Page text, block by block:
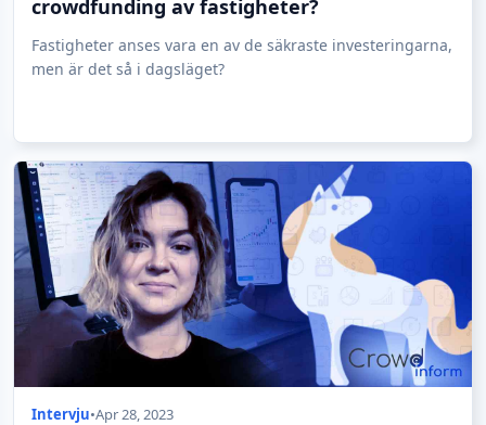
crowdfunding av fastigheter?
Fastigheter anses vara en av de säkraste investeringarna,
men är det så i dagsläget?
Intervju•Apr 28, 2023